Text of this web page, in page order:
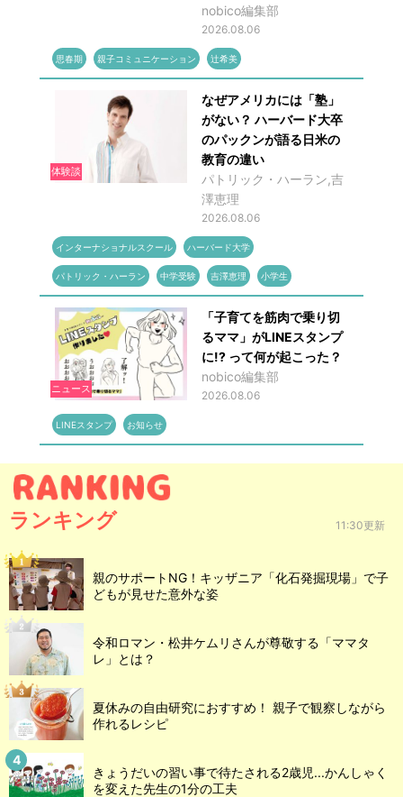
nobico編集部
2026.08.06
思春期 親子コミュニケーション 辻希美
体験談
なぜアメリカには「塾」
がない？ ハーバード大卒
のパックンが語る日米の
教育の違い
パトリック・ハーラン,吉
澤恵理
2026.08.06
インターナショナルスクール ハーバード大学
パトリック・ハーラン 中学受験 吉澤恵理 小学生
ニュース
「子育てを筋肉で乗り切
るママ」がLINEスタンプ
に!? って何が起こった？
nobico編集部
2026.08.06
LINEスタンプ お知らせ
ランキング 11:30更新
親のサポートNG！キッザニア「化石発掘現場」で子
どもが見せた意外な姿
令和ロマン・松井ケムリさんが尊敬する「ママタ
レ」とは？
夏休みの自由研究におすすめ！ 親子で観察しながら
作れるレシピ
きょうだいの習い事で待たされる2歳児...かんしゃく
を変えた先生の1分の工夫